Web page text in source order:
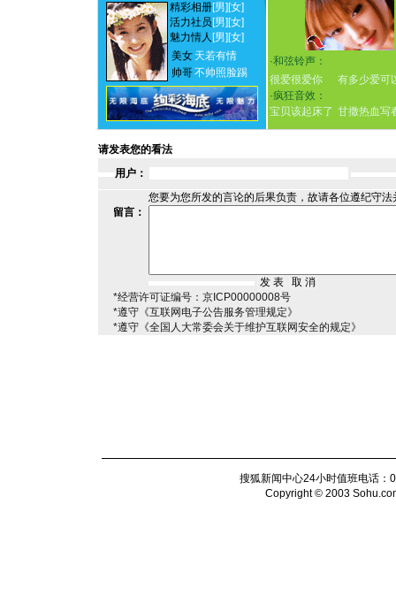
精彩相册[男] [女]
活力社员 [男] [女]
魅力情人 [男] [女]
美女 天若有情
帅哥不帅照脸踢
·和弦铃声：
很爱很爱你
有多少爱可
·疯狂音效：
宝贝该起床了 甘撒热血写
请发表您的看法
用户：
您要为您所发的言论的后果负责，故请各位遵纪守
留言：
*经营许可证编号：京ICP00000008号
*遵守《互联网电子公告服务管理规定》
*遵守《全国人大常委会关于维护互联网安全的规定》
搜狐新闻中心24小时值班电话
Copyright © 2003